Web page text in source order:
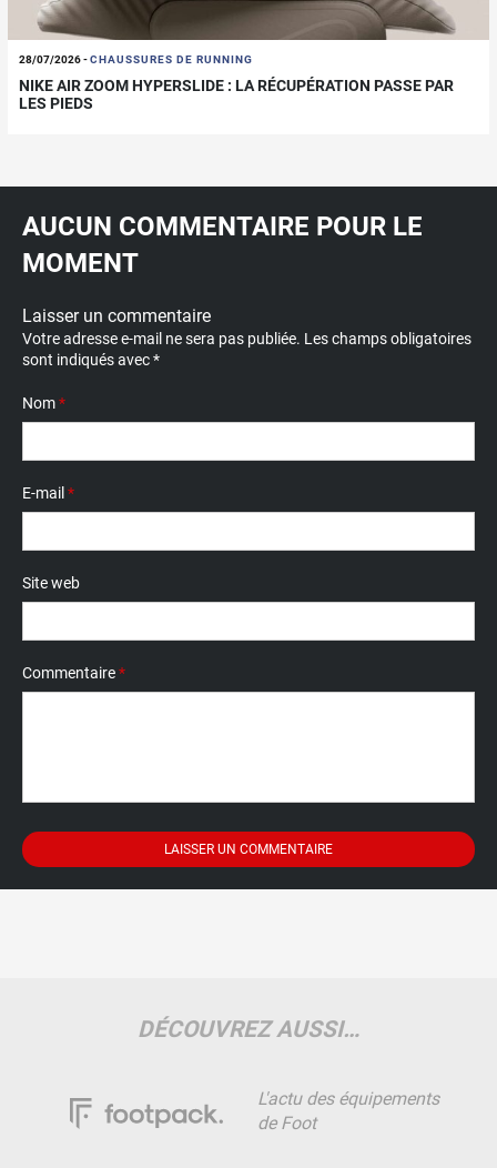
28/07/2026-CHAUSSURES DE RUNNING
NIKE AIR ZOOM HYPERSLIDE : LA RÉCUPÉRATION PASSE PAR
LES PIEDS
AUCUN COMMENTAIRE POUR LE
MOMENT
Laisser un commentaire
Votre adresse e-mail ne sera pas publiée. Les champs obligatoires
sont indiqués avec*
Nom*
E-mail *
Site web
Commentaire*
DÉCOUVREZ AUSSI…
L'actu des équipements
de Foot